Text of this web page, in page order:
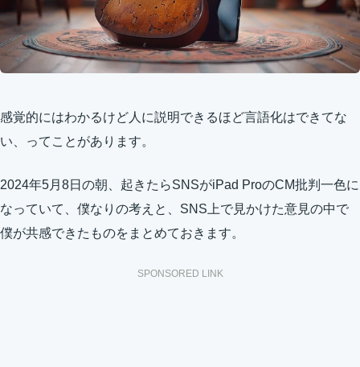
感覚的にはわかるけど人に説明できるほど言語化はできてな
い、ってことがあります。
2024年5月8日の朝、起きたらSNSがiPad ProのCM批判一色に
なっていて、僕なりの考えと、SNS上で見かけた意見の中で
僕が共感できたものをまとめておきます。
SPONSORED LINK